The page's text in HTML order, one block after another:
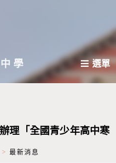
學 選單
理「全國青少年高中寒
> 最新消息